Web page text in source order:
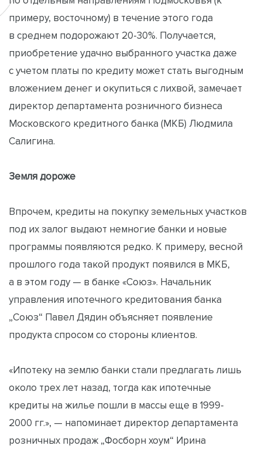
примеру, восточному) в течение этого года
в среднем подорожают 20-30%. Получается,
приобретение удачно выбранного участка даже
с учетом платы по кредиту может стать выгодным
вложением денег и окупиться с лихвой, замечает
директор департамента розничного бизнеса
Московского кредитного банка (МКБ) Людмила
Салигина.
Земля дороже
Впрочем, кредиты на покупку земельных участков
под их залог выдают немногие банки и новые
программы появляются редко. К примеру, весной
прошлого года такой продукт появился в МКБ,
а в этом году — в банке «Союз». Начальник
управления ипотечного кредитования банка
„Союз“ Павел Дядин объясняет появление
продукта спросом со стороны клиентов.
«Ипотеку на землю банки стали предлагать лишь
около трех лет назад, тогда как ипотечные
кредиты на жилье пошли в массы еще в 1999-
2000 гг.», — напоминает директор департамента
розничных продаж „Фосборн хоум“ Ирина